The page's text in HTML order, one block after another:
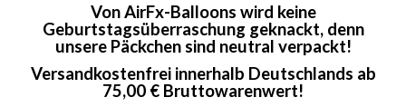
Von AirFx-Balloons wird keine
Geburtstagsüberraschung geknackt, denn
unsere Päckchen sind neutral verpackt!
Versandkostenfrei innerhalb Deutschlands ab
75,00 € Bruttowarenwert!